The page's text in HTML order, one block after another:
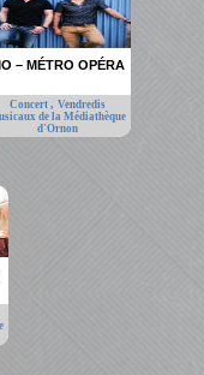
– MÉTRO OPÉRA
Concert , Vendredis
de la Médiathèque
d'Ornon